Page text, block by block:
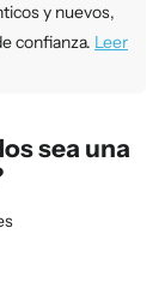
y nuevos,
confianza. Leer
sea una